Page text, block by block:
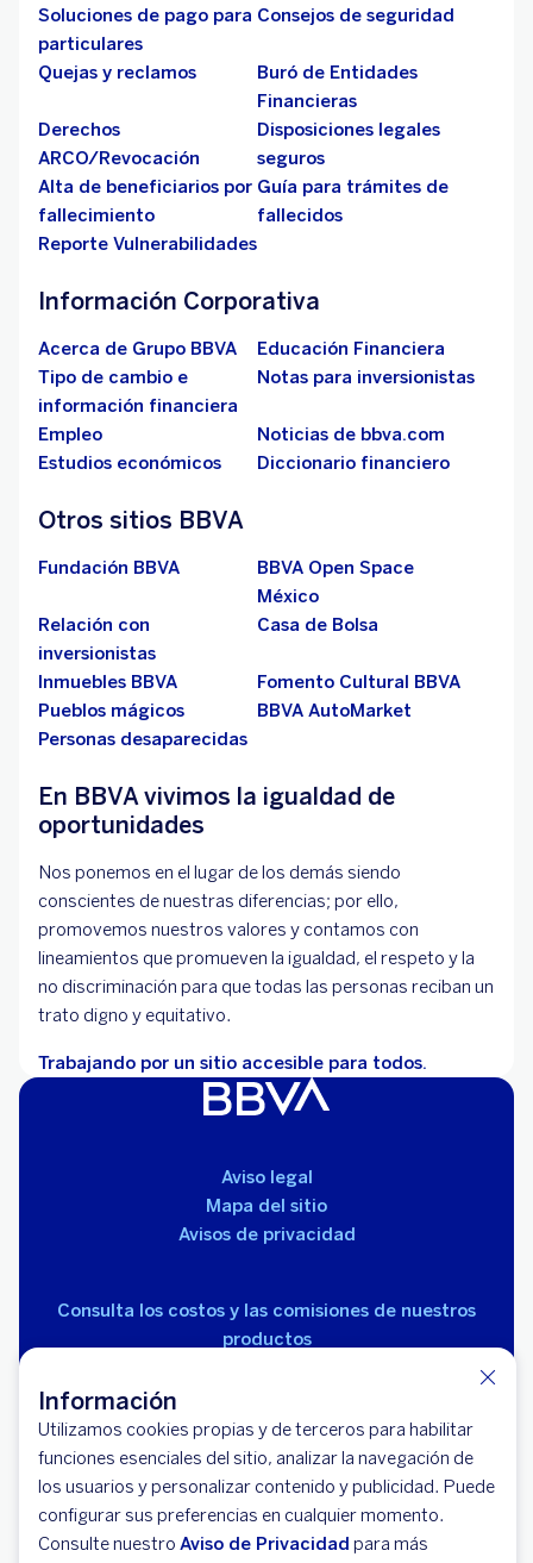
Información
Utilizamos cookies propias y de terceros para habilitar
funciones esenciales del sitio, analizar la navegación de
los usuarios y personalizar contenido y publicidad. Puede
configurar sus preferencias en cualquier momento.
Consulte nuestro Aviso de Privacidad para más
Soluciones de pago para
particulares
Consejos de seguridad
Quejas y reclamos
Buró de Entidades
Financieras
Derechos
ARCO/Revocación
Disposiciones legales
seguros
Alta de beneficiarios por
fallecimiento
Guía para trámites de
fallecidos
Reporte Vulnerabilidades
Información Corporativa
Acerca de Grupo BBVA
Educación Financiera
Tipo de cambio e
información financiera
Notas para inversionistas
Empleo
Noticias de bbva.com
Estudios económicos
Diccionario financiero
Otros sitios BBVA
Fundación BBVA
BBVA Open Space
México
Relación con
inversionistas
Casa de Bolsa
Inmuebles BBVA
Fomento Cultural BBVA
Pueblos mágicos
BBVA AutoMarket
Personas desaparecidas
En BBVA vivimos la igualdad de
oportunidades
Nos ponemos en el lugar de los demás siendo
conscientes de nuestras diferencias; por ello,
promovemos nuestros valores y contamos con
lineamientos que promueven la igualdad, el respeto y la
no discriminación para que todas las personas reciban un
trato digno y equitativo.
Trabajando por un sitio accesible para todos.
Aviso legal
Mapa del sitio
Avisos de privacidad
Consulta los costos y las comisiones de nuestros
productos
© 2026 BBVA México, S.A., Institución de Banca
Múltiple, Grupo Financiero BBVA México. Avenida Paseo